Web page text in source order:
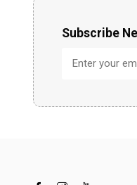
Subscribe